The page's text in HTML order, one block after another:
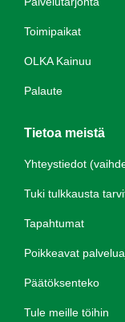
Toimipaikat
OLKA Kainuu
Palaute
Tietoa meistä
Yhteystiedot
Tuki tulkkausta
Tapahtumat
Poikkeavat
Päätöksenteko
Tule meille töihin